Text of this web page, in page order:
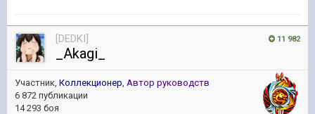
11 982
[DEDKI]
_Akagi_
Участник, Коллекционер Автор руководств
6 872 публикации
14 293 боя